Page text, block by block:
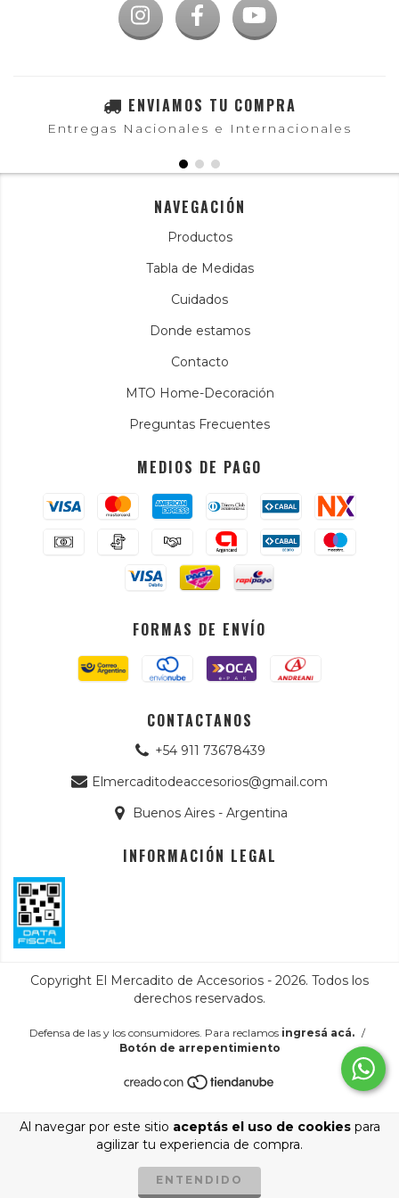
Al navegar por este sitio aceptás el uso de cookiespara
agilizar tu experiencia de compra.
ENTENDIDO
ENVIAMOS TU COMPRA
Entregas Nacionales e Internacionales
NAVEGACIÓN
Productos
Tabla de Medidas
Cuidados
Donde estamos
Contacto
MTO Home-Decoración
Preguntas Frecuentes
MEDIOS DE PAGO
FORMAS DE ENVÍO
CONTACTANOS
+54 911 73678439
Elmercaditodeaccesorios@gmail.com
Buenos Aires - Argentina
INFORMACIÓN LEGAL
Copyright El Mercadito de Accesorios - 2026. Todos los
derechos reservados.
Defensa de las y los consumidores. Para reclamos ingresá acá. /
Botón de arrepentimiento